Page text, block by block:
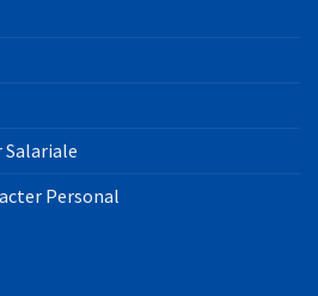
Personal